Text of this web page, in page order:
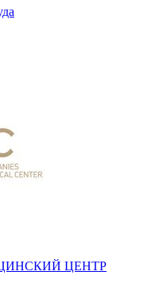
ЦЕНТР